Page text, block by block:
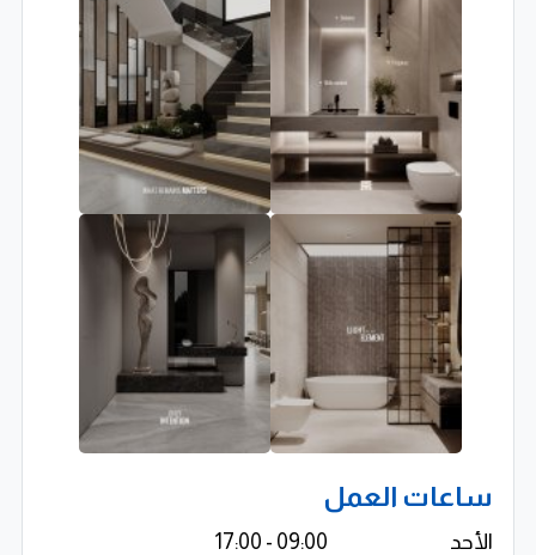
ساعات العمل
الأحد
09:00 - 17:00